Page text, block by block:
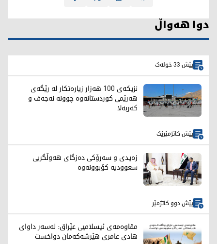
دوا هەواڵ
پێش 33 خولەک
نزیکەی 100 هەزار زیارەتکار لە رێگەی
هەرێمی کوردستانەوە چوونە نەجەف و
کەربەلا
پێش کاتژمێرێک
زەیدی و سەرۆکی دەزگای هەوڵگریی
سعوودیە کۆبوونەوە
پێش دوو کاتژمێر
مقاوەمەی ئیسلامیی عێراق: لەسەر داوای
هادی عامری هێرشەکەمان دواخست